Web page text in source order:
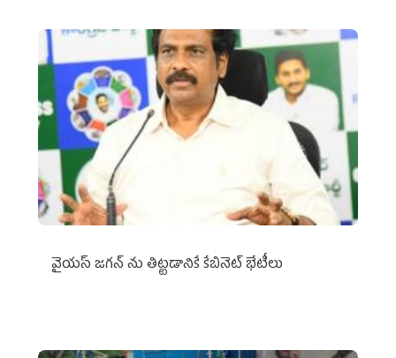
వైయ‌స్ జగన్‌ ను తిట్టడానికే కేబినెట్‌ భేటీలు